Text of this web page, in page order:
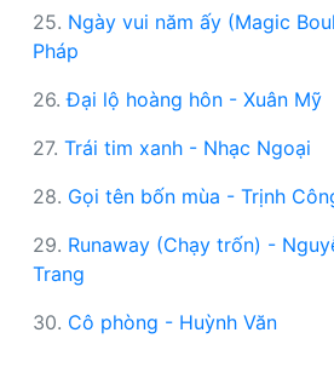
25. Ngày vui năm ấy (Magic
Pháp
26.Đại lộ hoàng hôn - Xuân Mỹ
27. Trái tim xanh - Nhạc Ngoại
28. Gọi tên bốn mùa - Trịnh
29. Runaway (Chạy trốn) -
Trang
30. Cô phòng - Huỳnh Văn